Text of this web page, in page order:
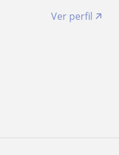
Ver perfil